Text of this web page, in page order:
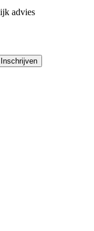
advies
Inschrijven